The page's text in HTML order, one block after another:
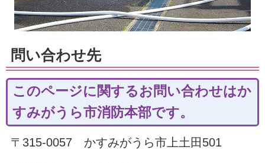
問い合わせ先
このページに関するお問い合わせはか
すみがうら市消防本部です。
〒315-0057 かすみがうら市上土田501